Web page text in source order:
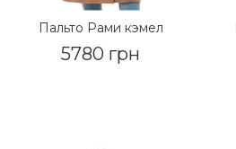
Пальто Рами кэмел
5780 грн